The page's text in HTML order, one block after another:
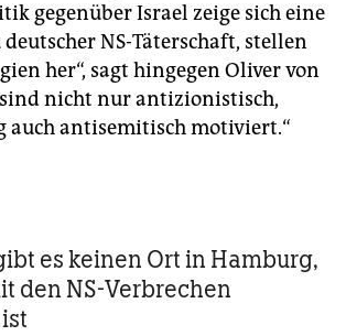
gegenüber Israel zeige sich eine
NS-Täterschaft, stellen
her“, sagt hingegen Oliver von
sind nicht nur antizionistisch,
auch antisemitisch motiviert.“
es keinen Ort in Hamburg,
den NS-Verbrechen